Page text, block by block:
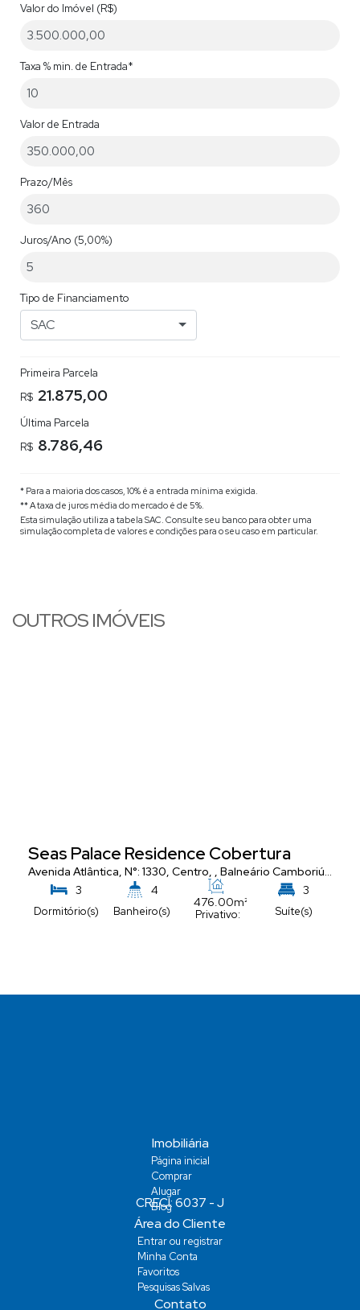
Valor do Imóvel (R$)
Taxa % min. de Entrada*
Valor de Entrada
Prazo/Mês
Juros/Ano (5,00%)
Tipo de Financiamento
SAC
Primeira Parcela
R$ 21.875,00
Última Parcela
R$ 8.786,46
* Para a maioria dos casos, 10% é a entrada mínima exigida.
** A taxa de juros média do mercado é de 5%.
Esta simulação utiliza a tabela SAC. Consulte seu banco para obter uma
simulação completa de valores e condições para o seu caso em particular.
OUTROS IMÓVEIS
Seas Palace Residence Cobertura
Avenida Atlântica, N°: 1330, Centro , Balneário Camboriú,
3
Dormitório(s)
4
Banheiro(s) Privativo:
476.00m²
3
Suíte(s)
Imobiliária
Página inicial
Comprar
Alugar
Blog
Área do Cliente
Entrar ou registrar
Minha Conta
Favoritos
Pesquisas Salvas
Contato